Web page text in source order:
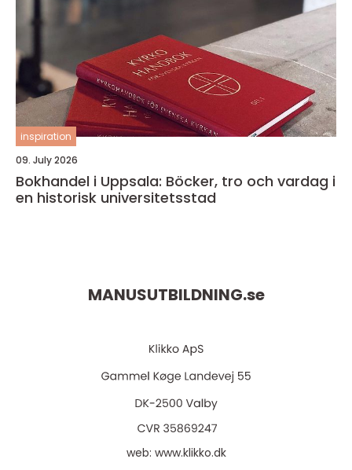
inspiration
09. July 2026
Bokhandel i Uppsala: Böcker, tro och vardag i
en historisk universitetsstad
MANUSUTBILDNING.se
web: www.klikko.dk